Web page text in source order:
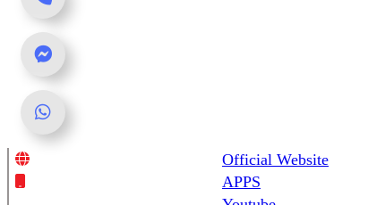
Online News Portal
Official Website
APPS